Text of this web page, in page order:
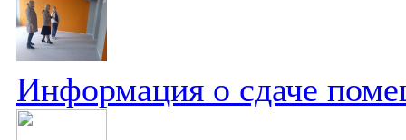
Информация о сдаче